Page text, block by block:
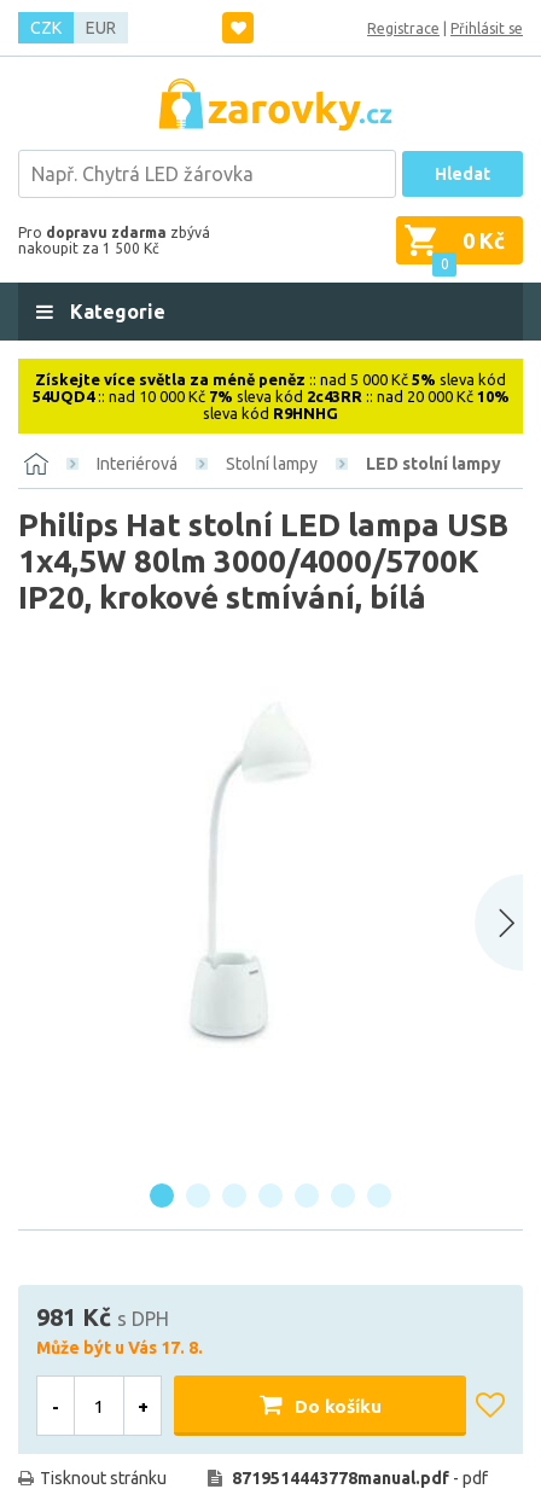
CZK EUR Registrace Přihlásit se
Hledat
Pro dopravu zdarma zbývá
nakoupit za 1 500 Kč
0
0 Kč
Kategorie
Získejte více světla za méně peněz :: nad 5 000 Kč 5% sleva kód
54UQD4:: nad 10 000 Kč 7% sleva kód 2c43RR :: nad 20 000 Kč 10%
sleva kód R9HNHG
Interiérová Stolní lampy LED stolní lampy
Philips Hat stolní LED lampa USB
1x4,5W 80lm 3000/4000/5700K
IP20, krokové stmívání, bílá
981 Kč s DPH
Může být u Vás 17. 8.
- + Do košíku
Tisknout stránku 8719514443778manual.pdf - pdf